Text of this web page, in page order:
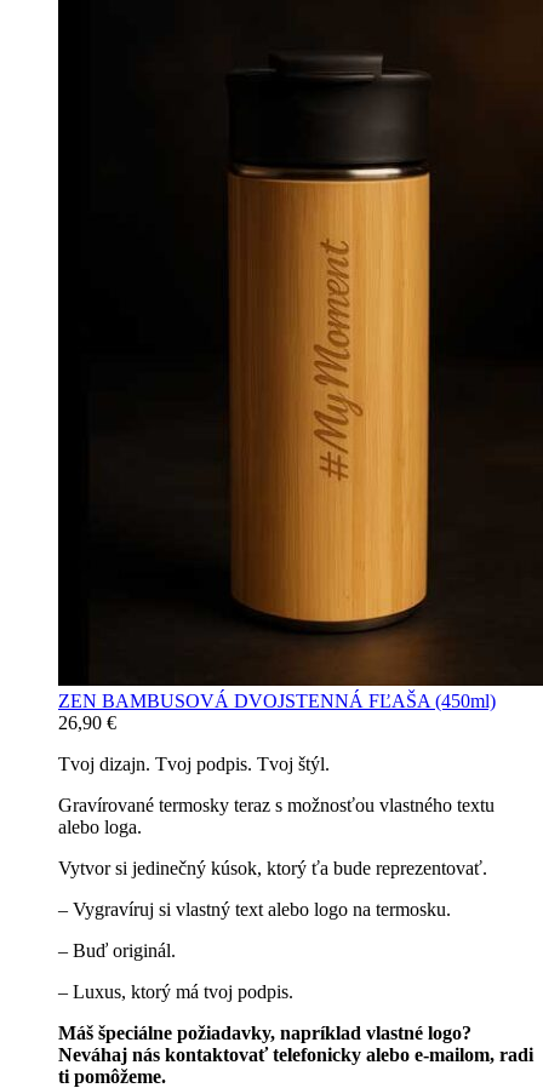
ZEN BAMBUSOVÁ DVOJSTENNÁ FĽAŠA (450ml)
26,90 €
Tvoj dizajn. Tvoj podpis. Tvoj štýl.
Gravírované termosky teraz s možnosťou vlastného textu
alebo loga.
Vytvor si jedinečný kúsok, ktorý ťa bude reprezentovať.
– Vygravíruj si vlastný text alebo logo na termosku.
– Buď originál.
– Luxus, ktorý má tvoj podpis.
Máš špeciálne požiadavky, napríklad vlastné logo?
Neváhaj nás kontaktovať telefonicky alebo e-mailom, radi
ti pomôžeme.